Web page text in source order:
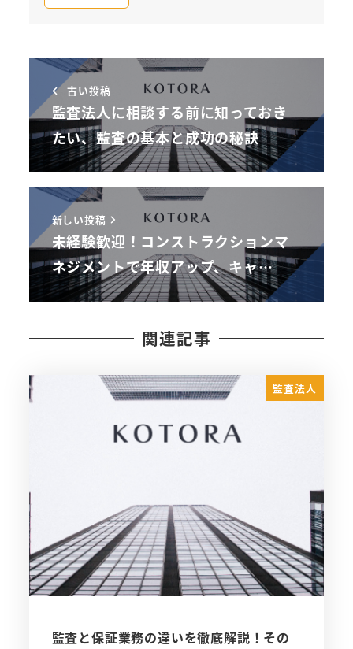
古い投稿
監査法人に相談する前に知っておき
たい、監査の基本と成功の秘訣
新しい投稿
未経験歓迎！コンストラクションマ
ネジメントで年収アップ、キャ…
関連記事
監査法人
監査と保証業務の違いを徹底解説！その